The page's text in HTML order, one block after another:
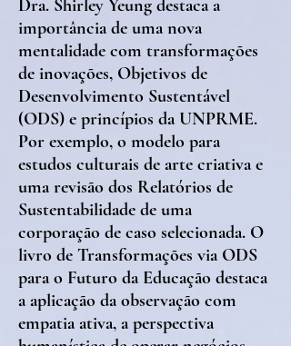
Dra. Shirley Yeung destaca a
importância de uma nova
mentalidade com transformações
de inovações, Objetivos de
Desenvolvimento Sustentável
(ODS) e princípios da UNPRME.
Por exemplo, o modelo para
estudos culturais de arte criativa e
uma revisão dos Relatórios de
Sustentabilidade de uma
corporação de caso selecionada. O
livro de Transformações via ODS
para o Futuro da Educação destaca
a aplicação da observação com
empatia ativa, a perspectiva